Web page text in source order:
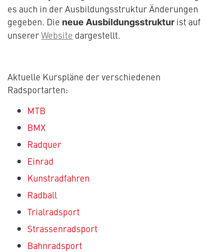
es auch in der Ausbildungsstruktur Änderungen
gegeben. Die neue Ausbildungsstruktur ist auf
unsererWebsite dargestellt.
Aktuelle Kurspläne der verschiedenen
Radsportarten:
MTB
BMX
Radquer
Einrad
Kunstradfahren
Radball
Trialradsport
Strassenradsport
Bahnradsport